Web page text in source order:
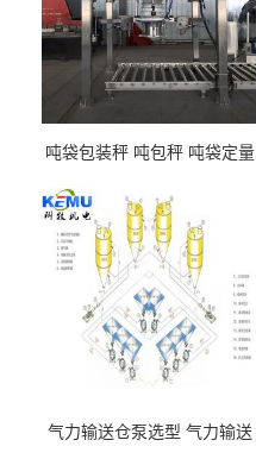
吨袋包装秤 吨包秤 吨袋定量
气力输送仓泵选型 气力输送